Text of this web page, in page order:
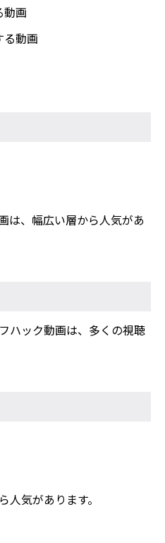
動画
る動画
は、幅広い層から人気があ
ハック動画は、多くの視聴
人気があります。